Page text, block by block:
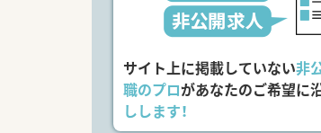
サイト上に掲載していない非
職のプロがあなたのご希望に
しします！